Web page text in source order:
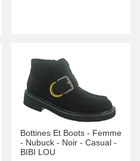
Bottines Et Boots - Femme
- Nubuck - Noir - Casual -
BIBI LOU